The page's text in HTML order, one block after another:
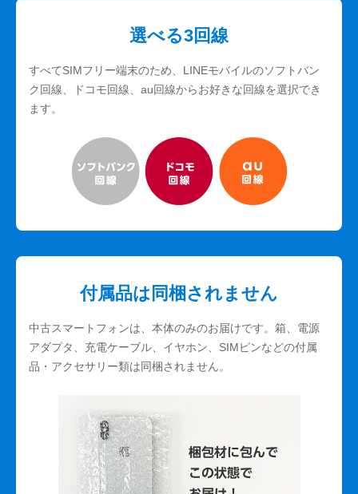
選べる3回線
すべてSIMフリー端末のため、LINEモバイルのソフトバン
ク回線、ドコモ回線、au回線からお好きな回線を選択でき
ます。
付属品は同梱されません
中古スマートフォンは、本体のみのお届けです。箱、電源
アダプタ、充電ケーブル、イヤホン、SIMピンなどの付属
品・アクセサリー類は同梱されません。